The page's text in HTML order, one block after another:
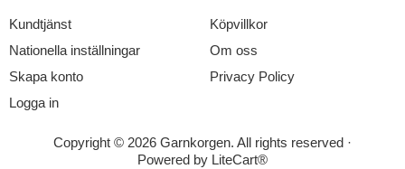
Kundtjänst
Nationella inställningar
Skapa konto
Logga in
Köpvillkor
Om oss
Privacy Policy
Copyright © 2026 Garnkorgen. All rights reserved ·
Powered by LiteCart®